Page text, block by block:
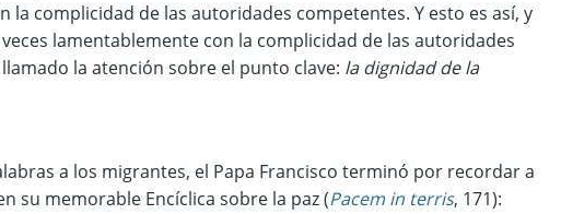
la complicidad de las autoridades competentes. Y esto es así, y
lamentablemente con la complicidad de las autoridades
llamado la atención sobre el punto clave: la dignidad de la
a los migrantes, el Papa Francisco terminó por recordar a
su memorable Encíclica sobre la paz (Pacem in terris, 171):